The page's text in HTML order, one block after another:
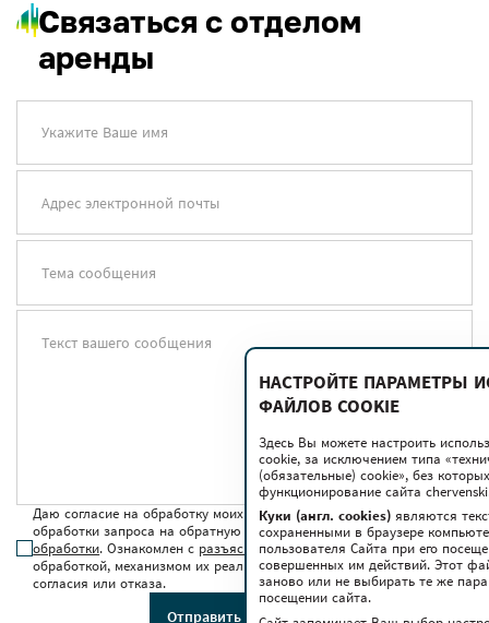
Связаться с отделом
аренды
Укажите Ваше имя
Адрес электронной почты
Тема сообщения
Текст вашего сообщения
Даю согласие на обработку моих персональных данных для
обработки запроса на обратную связь в соответствии сусловиями
обработки. Ознакомлен с разъяснением прав, связанных с
обработкой, механизмом их реализации, последствиями дачи
согласия или отказа.
Отправить сообщение
НАСТРОЙТЕ ПАРАМЕТРЫ
ФАЙЛОВ COOKIE
Здесь Вы можете настроить
cookie, за исключением типа
(обязательные) cookie», без
функционирование сайта
Куки (англ. cookies) являются
сохраненными в браузере
пользователя Сайта при его
совершенных им действий. Этот
заново или не выбирать те же
посещении сайта.